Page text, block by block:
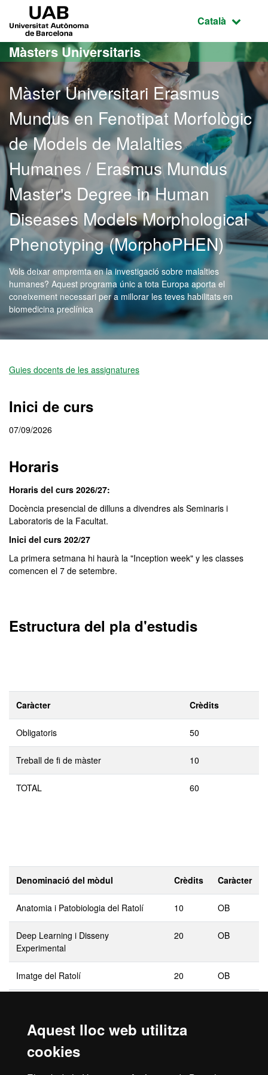
Aquest lloc web utilitza
cookies
Ves al contingut principal
Ves a la navegació de la pàgina
Idioma
Català
Màsters Universitaris
Màster Universitari Erasmus
Mundus en Fenotipat Morfològic
de Models de Malalties
Humanes / Erasmus Mundus
Master's Degree in Human
Diseases Models Morphological
Phenotyping (MorphoPHEN)
Vols deixar empremta en la investigació sobre malalties
humanes? Aquest programa únic a tota Europa aporta el
coneixement necessari per a millorar les teves habilitats en
biomedicina preclínica
Màster Oficial - Erasmus
Guies docents de les assignatures
Inici de curs
07/09/2026
Horaris
Horaris del curs 2026/27:
Docència presencial de dilluns a divendres als Seminaris i
Laboratoris de la Facultat.
Inici del curs 202/27
La primera setmana hi haurà la "Inception week" y les classes
comencen el 7 de setembre.
Estructura del pla d'estudis
Caràcter Crèdits
Obligatoris 50
Treball de fi de màster 10
TOTAL 60
Denominació del mòdul Crèdits Caràcter
Anatomia i Patobiologia del Ratolí 10 OB
Deep Learning i Disseny
Experimental
20 OB
Imatge del Ratolí 20 OB